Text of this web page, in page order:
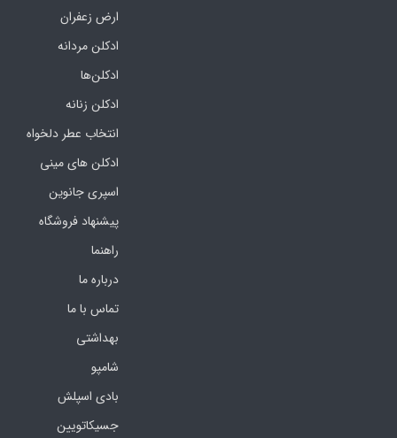
ارض زعفران
ادکلن مردانه
ادکلن‌ها
ادکلن زنانه
انتخاب عطر دلخواه
ادکلن های مینی
اسپری جانوین
پیشنهاد فروشگاه
راهنما
درباره ما
تماس با ما
بهداشتی
شامپو
بادی اسپلش
جسیکاتویین